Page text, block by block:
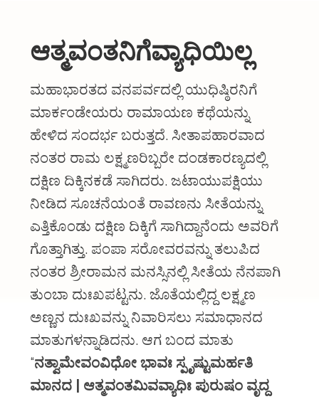
About Us
Organizations
Initiatives
Gallery
Updates
Seva & Donation
Publications
Contact Us
ಆತ್ಮವಂತನಿಗೆವ್ಯಾಧಿಯಿಲ್ಲ
ಮಹಾಭಾರತದ ವನಪರ್ವದಲ್ಲಿ ಯುಧಿಷ್ಠಿರನಿಗೆ
ಮಾರ್ಕಂಡೇಯರು ರಾಮಾಯಣ ಕಥೆಯನ್ನು
ಹೇಳಿದ ಸಂದರ್ಭ ಬರುತ್ತದೆ. ಸೀತಾಪಹಾರವಾದ
ನಂತರ ರಾಮ ಲಕ್ಷ್ಮಣರಿಬ್ಬರೇ ದಂಡಕಾರಣ್ಯದಲ್ಲಿ
ದಕ್ಷಿಣ ದಿಕ್ಕಿನಕಡೆ ಸಾಗಿದರು. ಜಟಾಯುಪಕ್ಷಿಯು
ನೀಡಿದ ಸೂಚನೆಯಂತೆ ರಾವಣನು ಸೀತೆಯನ್ನು
ಎತ್ತಿಕೊಂಡು ದಕ್ಷಿಣ ದಿಕ್ಕಿಗೆ ಸಾಗಿದ್ದಾನೆಂದು ಅವರಿಗೆ
ಗೊತ್ತಾಗಿತ್ತು. ಪಂಪಾ ಸರೋವರವನ್ನು ತಲುಪಿದ
ನಂತರ ಶ್ರೀರಾಮನ ಮನಸ್ಸಿನಲ್ಲಿ ಸೀತೆಯ ನೆನಪಾಗಿ
ತುಂಬಾ ದುಃಖಪಟ್ಟನು. ಜೊತೆಯಲ್ಲಿದ್ದ ಲಕ್ಷ್ಮಣ
ಅಣ್ಣನ ದುಃಖವನ್ನು ನಿವಾರಿಸಲು ಸಮಾಧಾನದ
ಮಾತುಗಳನ್ನಾಡಿದನು. ಆಗ ಬಂದ ಮಾತು
“ನತ್ವಾಮೇವಂವಿಧೋ ಭಾವಃ ಸ್ಪೃಷ್ಟುಮರ್ಹತಿ
ಮಾನದ | ಆತ್ಮವಂತಮಿವವ್ಯಾಧಿಃ ಪುರುಷಂ ವೃದ್ದ